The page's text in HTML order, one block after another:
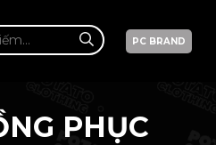
PC BRAND
PHỤC